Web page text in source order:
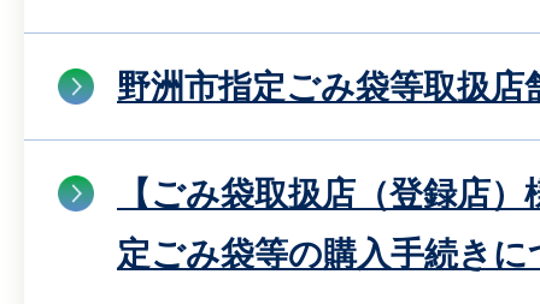
野洲市指定ごみ袋等取扱店
【ごみ袋取扱店（登録店
定ごみ袋等の購入手続きに